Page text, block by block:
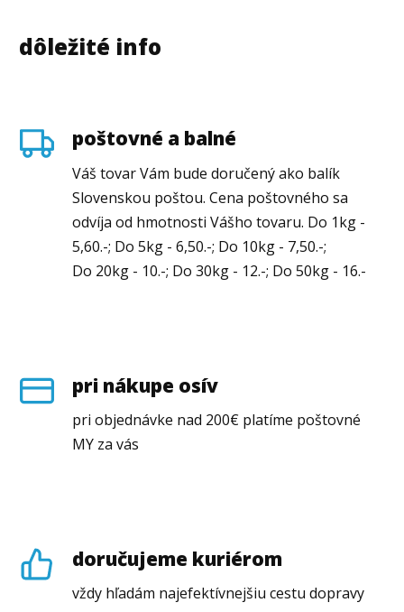
dôležité info
poštovné a balné
Váš tovar Vám bude doručený ako balík
Slovenskou poštou. Cena poštovného sa
odvíja od hmotnosti Vášho tovaru. Do 1kg -
5,60.-; Do 5kg - 6,50.-; Do 10kg - 7,50.-;
Do 20kg - 10.-; Do 30kg - 12.-; Do 50kg - 16.-
pri nákupe osív
pri objednávke nad 200€ platíme poštovné
MY za vás
doručujeme kuriérom
vždy hľadám najefektívnejšiu cestu dopravy